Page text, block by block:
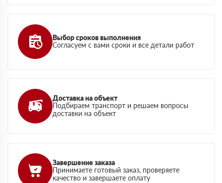
Выбор сроков выполнения
Согласуем с вами сроки и все детали работ
Доставка на объект
Подбираем транспорт и решаем вопросы
доставки на объект
Завершение заказа
Принимаете готовый заказ, проверяете
качество и завершаете оплату